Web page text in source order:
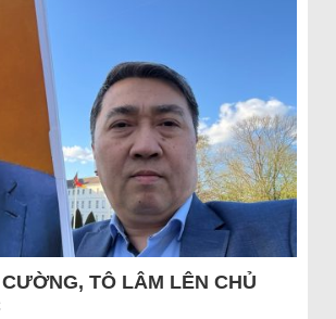
TÔ LÂM LÊN CHỦ